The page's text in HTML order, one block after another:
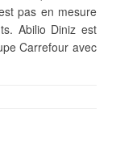
pas en mesure
Abilio Diniz est
Carrefour avec